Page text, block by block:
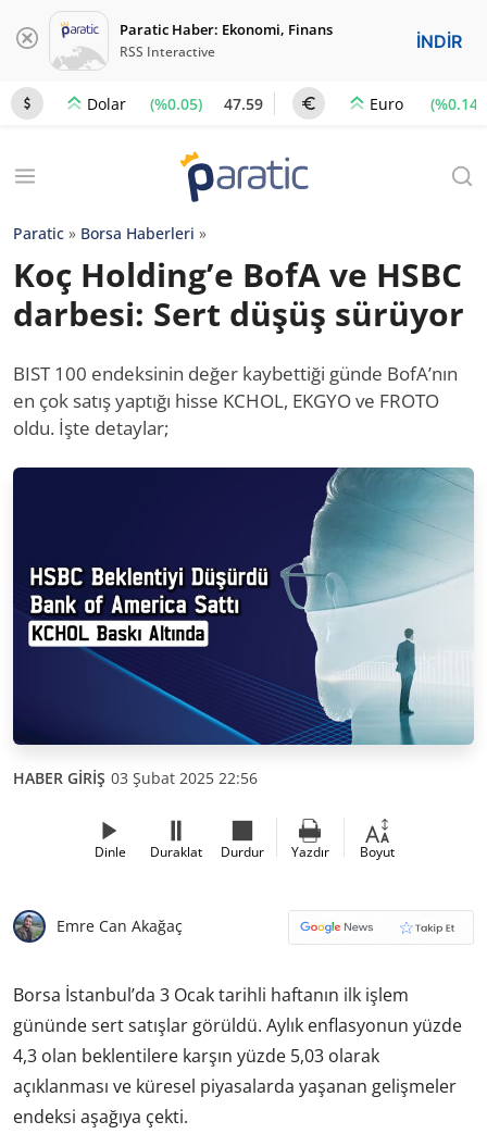
Paratic Haber: Ekonomi, Finans
RSS Interactive İNDİR
Dolar (%0.05) 47.59 Euro (%0.14)
Paratic » Borsa Haberleri »
Koç Holding’e BofA ve HSBC
darbesi: Sert düşüş sürüyor
BIST 100 endeksinin değer kaybettiği günde BofA’nın
en çok satış yaptığı hisse KCHOL, EKGYO ve FROTO
oldu. İşte detaylar;
HABER GİRİŞ 03 Şubat 2025 22:56
Dinle Duraklat Durdur Yazdır Boyut
Emre Can Akağaç
Borsa İstanbul’da 3 Ocak tarihli haftanın ilk işlem
gününde sert satışlar görüldü. Aylık enflasyonun yüzde
4,3 olan beklentilere karşın yüzde 5,03 olarak
açıklanması ve küresel piyasalarda yaşanan gelişmeler
endeksi aşağıya çekti.